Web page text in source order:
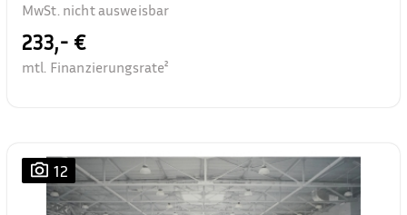
MwSt. nicht ausweisbar
233,- €
mtl. Finanzierungsrate²
12